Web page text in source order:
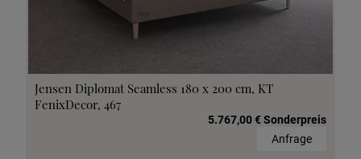
Jensen Diplomat Seamless 180 x 200 cm, KT
FenixDecor, 467
5.767,00 € Sonderpreis
Anfrage